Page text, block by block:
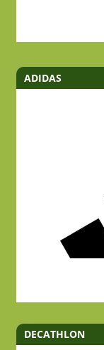
ADIDAS
DECATHLON